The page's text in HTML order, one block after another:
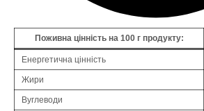
Поживна цінність на 100 г продукту:
Енергетична цінність
Жири
Вуглеводи